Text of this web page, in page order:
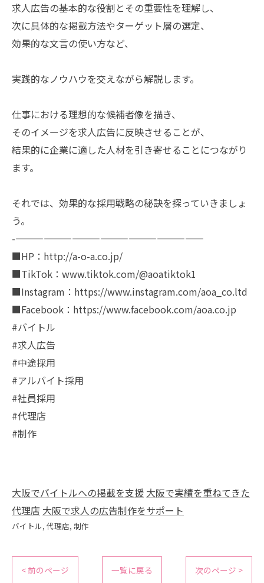
求人広告の基本的な役割とその重要性を理解し、
次に具体的な掲載方法やターゲット層の選定、
効果的な文言の使い方など、
実践的なノウハウを交えながら解説します。
仕事における理想的な候補者像を描き、
そのイメージを求人広告に反映させることが、
結果的に企業に適した人材を引き寄せることにつながり
ます。
それでは、効果的な採用戦略の秘訣を探っていきましょ
う。
-————————————————————
■HP：http://a-o-a.co.jp/
■TikTok：www.tiktok.com/@aoatiktok1
■Instagram：https://www.instagram.com/aoa_co.ltd
■Facebook：https://www.facebook.com/aoa.co.jp
#バイトル
#求人広告
#中途採用
#アルバイト採用
#社員採用
#代理店
#制作
大阪でバイトルへの掲載を支援 大阪で実績を重ねてきた
代理店 大阪で求人の広告制作をサポート
バイトル 代理店 制作
< 前のページ 一覧に戻る 次のページ >